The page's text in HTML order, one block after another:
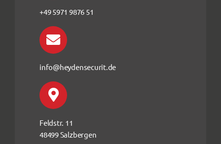
+49 5971 9876 51
info@heydensecurit.de
Feldstr. 11
48499 Salzbergen